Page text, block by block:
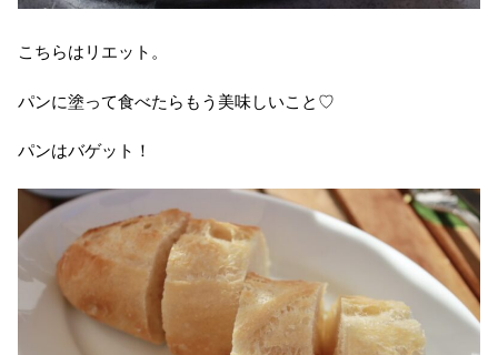
こちらはリエット。
パンに塗って食べたらもう美味しいこと♡
パンはバゲット！